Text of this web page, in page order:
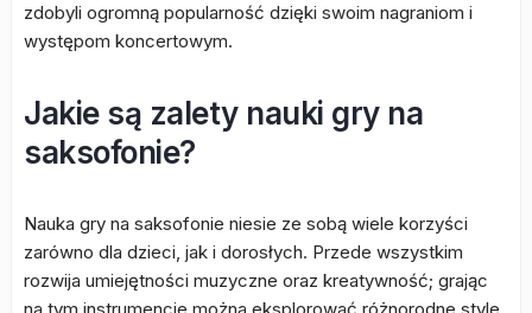
zdobyli ogromną popularność dzięki swoim nagraniom i
występom koncertowym.
Jakie są zalety nauki gry na
saksofonie?
Nauka gry na saksofonie niesie ze sobą wiele korzyści
zarówno dla dzieci, jak i dorosłych. Przede wszystkim
rozwija umiejętności muzyczne oraz kreatywność; grając